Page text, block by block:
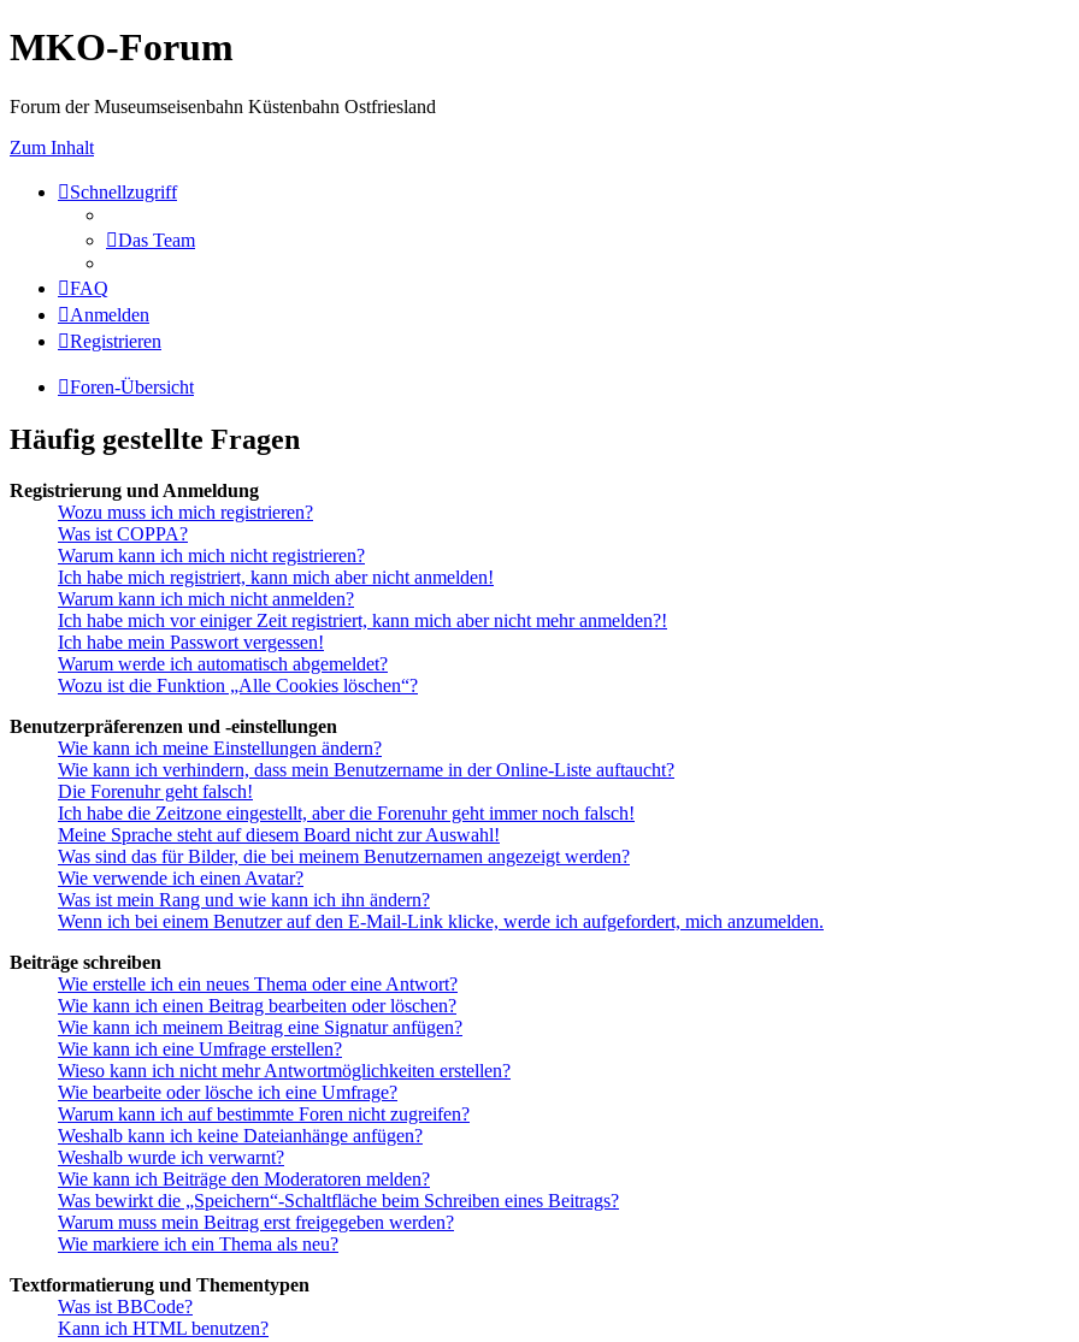
MKO-Forum
Forum der Museumseisenbahn Küstenbahn Ostfriesland
Zum Inhalt
Schnellzugriff
Das Team
FAQ
Anmelden
Registrieren
Foren-Übersicht
Häufig gestellte Fragen
Registrierung und Anmeldung
Wozu muss ich mich registrieren?
Was ist COPPA?
Warum kann ich mich nicht registrieren?
Ich habe mich registriert, kann mich aber nicht anmelden!
Warum kann ich mich nicht anmelden?
Ich habe mich vor einiger Zeit registriert, kann mich aber nicht mehr anmelden?!
Ich habe mein Passwort vergessen!
Warum werde ich automatisch abgemeldet?
Wozu ist die Funktion „Alle Cookies löschen“?
Benutzerpräferenzen und -einstellungen
Wie kann ich meine Einstellungen ändern?
Wie kann ich verhindern, dass mein Benutzername in der Online-Liste auftaucht?
Die Forenuhr geht falsch!
Ich habe die Zeitzone eingestellt, aber die Forenuhr geht immer noch falsch!
Meine Sprache steht auf diesem Board nicht zur Auswahl!
Was sind das für Bilder, die bei meinem Benutzernamen angezeigt werden?
Wie verwende ich einen Avatar?
Was ist mein Rang und wie kann ich ihn ändern?
Wenn ich bei einem Benutzer auf den E-Mail-Link klicke, werde ich aufgefordert, mich anzumelden.
Beiträge schreiben
Wie erstelle ich ein neues Thema oder eine Antwort?
Wie kann ich einen Beitrag bearbeiten oder löschen?
Wie kann ich meinem Beitrag eine Signatur anfügen?
Wie kann ich eine Umfrage erstellen?
Wieso kann ich nicht mehr Antwortmöglichkeiten erstellen?
Wie bearbeite oder lösche ich eine Umfrage?
Warum kann ich auf bestimmte Foren nicht zugreifen?
Weshalb kann ich keine Dateianhänge anfügen?
Weshalb wurde ich verwarnt?
Wie kann ich Beiträge den Moderatoren melden?
Was bewirkt die „Speichern“-Schaltfläche beim Schreiben eines Beitrags?
Warum muss mein Beitrag erst freigegeben werden?
Wie markiere ich ein Thema als neu?
Textformatierung und Thementypen
Was ist BBCode?
Kann ich HTML benutzen?